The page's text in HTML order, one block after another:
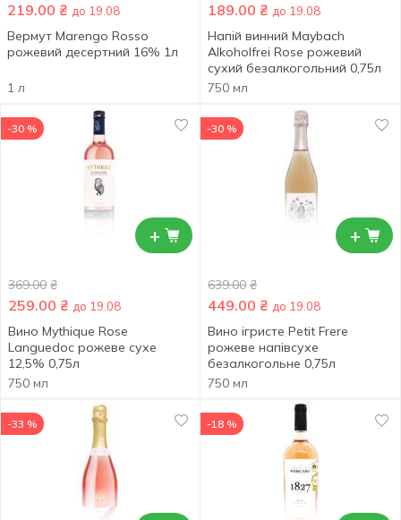
219.00 ₴ до 19.08
Вермут Marengo Rosso
рожевий десертний 16% 1л
1 л
189.00 ₴ до 19.08
Напій винний Maybach
Alkoholfrei Rose рожевий
сухий безалкогольний 0,75л
750 мл
+
-30 %
369.00 ₴
259.00 ₴ до 19.08
Вино Mythique Rose
Languedoc рожеве сухе
12,5% 0,75л
750 мл
+
-30 %
639.00 ₴
449.00 ₴ до 19.08
Вино ігристе Petit Frere
рожеве напівсухе
безалкогольне 0,75л
750 мл
-33 % -18 %